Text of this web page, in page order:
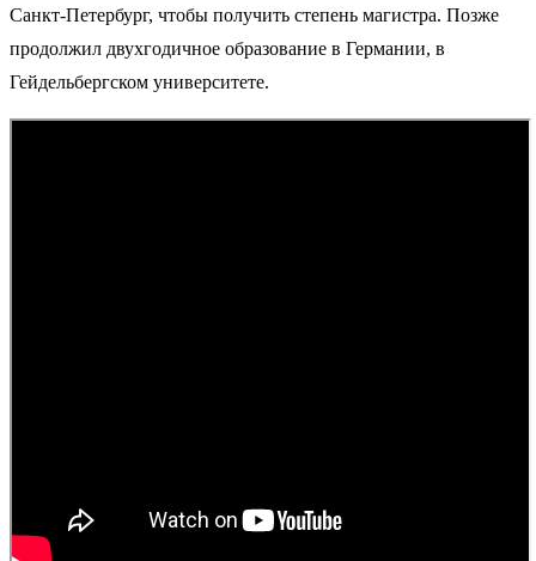
Санкт-Петербург, чтобы получить степень магистра. Позже
продолжил двухгодичное образование в Германии, в
Гейдельбергском университете.